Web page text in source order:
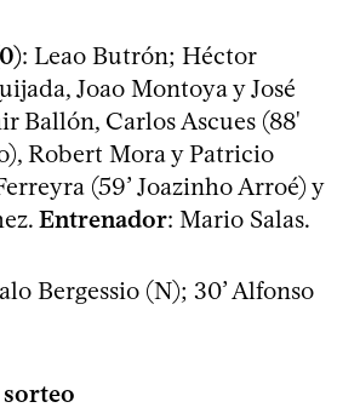
: Leao Butrón; Héctor
Joao Montoya y José
Ballón, Carlos Ascues (88'
Robert Mora y Patricio
(59’ Joazinho Arroé) y
Entrenador: Mario Salas.
Bergessio (N); 30’ Alfonso
sorteo